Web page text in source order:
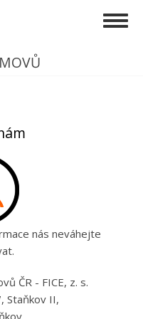
nás neváhejte
ČR - FICE, z. s.
Staňkov II,